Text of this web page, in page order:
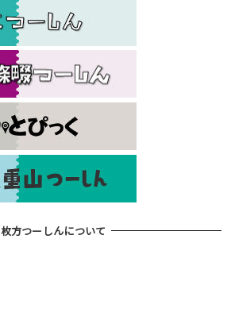
枚方つーしんについて